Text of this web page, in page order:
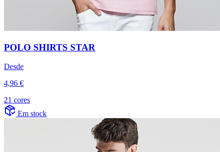
POLO SHIRTS STAR
Desde
4,96 €
21 cores
Em stock